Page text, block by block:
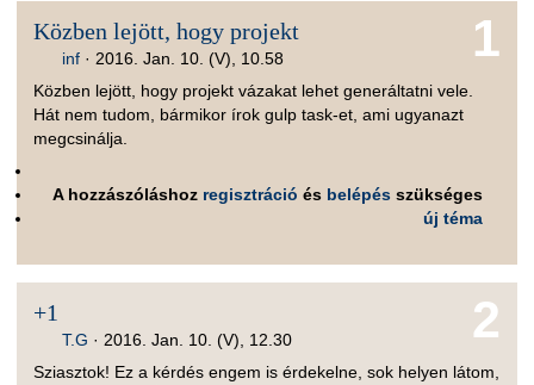
1
Közben lejött, hogy projekt
inf · 2016. Jan. 10. (V), 10.58
Közben lejött, hogy projekt vázakat lehet generáltatni vele.
Hát nem tudom, bármikor írok gulp task-et, ami ugyanazt
megcsinálja.
A hozzászóláshoz regisztráció és belépés szükséges
új téma
2
+1
T.G · 2016. Jan. 10. (V), 12.30
Sziasztok! Ez a kérdés engem is érdekelne, sok helyen látom,